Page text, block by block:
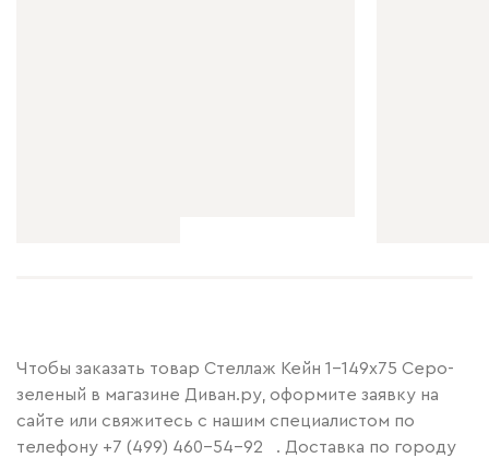
Чтобы заказать товар Стеллаж Кейн 1-149x75 Серо-
зеленый в магазине Диван.ру, оформите заявку на
сайте или свяжитесь с нашим специалистом по
телефону +7 (499) 460-54-92
. Доставка по городу